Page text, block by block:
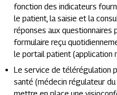
fonction des indicateurs
le patient, la saisie et la
réponses aux questionnaires
formulaire reçu
le portail patient (application
Le service de télérégulation
santé (médecin régulateur